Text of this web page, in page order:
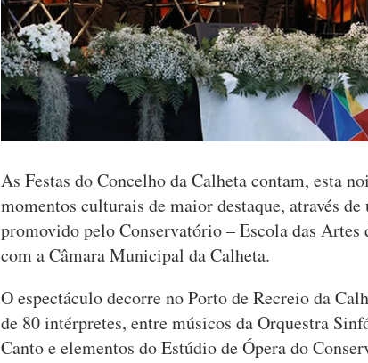
As Festas do Concelho da Calheta contam, esta
momentos culturais de maior destaque, através
promovido pelo Conservatório – Escola das Artes
com a Câmara Municipal da Calheta.
O espectáculo decorre no Porto de Recreio da
de 80 intérpretes, entre músicos da Orquestra
Canto e elementos do Estúdio de Ópera do